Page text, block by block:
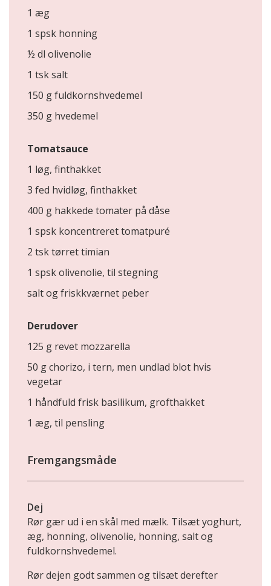
1 æg
1 spsk honning
½ dl olivenolie
1 tsk salt
150 g fuldkornshvedemel
350 g hvedemel
Tomatsauce
1 løg, finthakket
3 fed hvidløg, finthakket
400 g hakkede tomater på dåse
1 spsk koncentreret tomatpuré
2 tsk tørret timian
1 spsk olivenolie, til stegning
salt og friskkværnet peber
Derudover
125 g revet mozzarella
50 g chorizo, i tern, men undlad blot hvis
vegetar
1 håndfuld frisk basilikum, grofthakket
1 æg, til pensling
Fremgangsmåde
Dej
Rør gær ud i en skål med mælk. Tilsæt yoghurt,
æg, honning, olivenolie, honning, salt og
fuldkornshvedemel.
Rør dejen godt sammen og tilsæt derefter